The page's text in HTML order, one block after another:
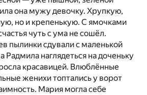
она мужу девочку. Хрупкую,
но и крепенькую. С ямочками
чуть с ума не сошёл.
пылинки сдували с маленькой
Радмила наглядеться на доченьку
красавицей. Влюблённые
женихи топтались у ворот
Мария могла себе